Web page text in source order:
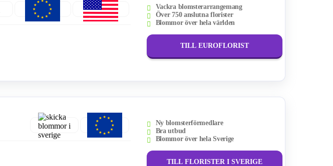
Vackra blomsterarrangemang
Över 750 anslutna florister
Blommor över hela världen
TILL EUROFLORIST
Ny blomsterförmedlare
Bra utbud
Blommor över hela Sverige
TILL FLORISTER I SVERIGE